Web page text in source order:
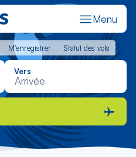
Menu
M'enregistrer Statut des vols
M'enregistrer Statut des vols
Vers